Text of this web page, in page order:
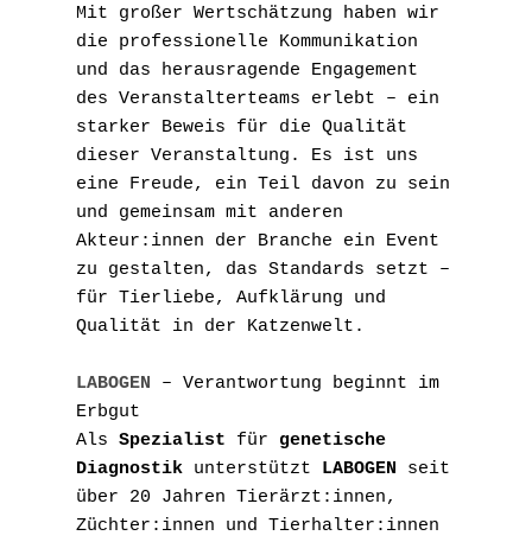
Mit großer Wertschätzung haben wir
die professionelle Kommunikation
und das herausragende Engagement
des Veranstalterteams erlebt – ein
starker Beweis für die Qualität
dieser Veranstaltung. Es ist uns
eine Freude, ein Teil davon zu sein
und gemeinsam mit anderen
Akteur:innen der Branche ein Event
zu gestalten, das Standards setzt –
für Tierliebe, Aufklärung und
Qualität in der Katzenwelt.
LABOGEN – Verantwortung beginnt im
Erbgut
Als Spezialist für genetische
Diagnostik unterstützt LABOGEN seit
über 20 Jahren Tierärzt:innen,
Züchter:innen und Tierhalter:innen